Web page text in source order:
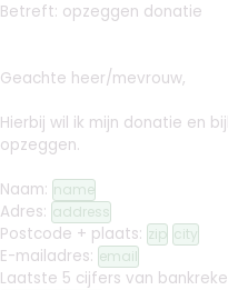
Betreft: opzeggen donatie
Geachte heer/mevrouw,
Hierbij wil ik mijn donatie en
opzeggen.
Naam: name
Adres: address
Postcode + plaats: zip city
E-mailadres: email
Laatste 5 cijfers van